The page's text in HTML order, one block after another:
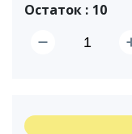
Остаток : 10